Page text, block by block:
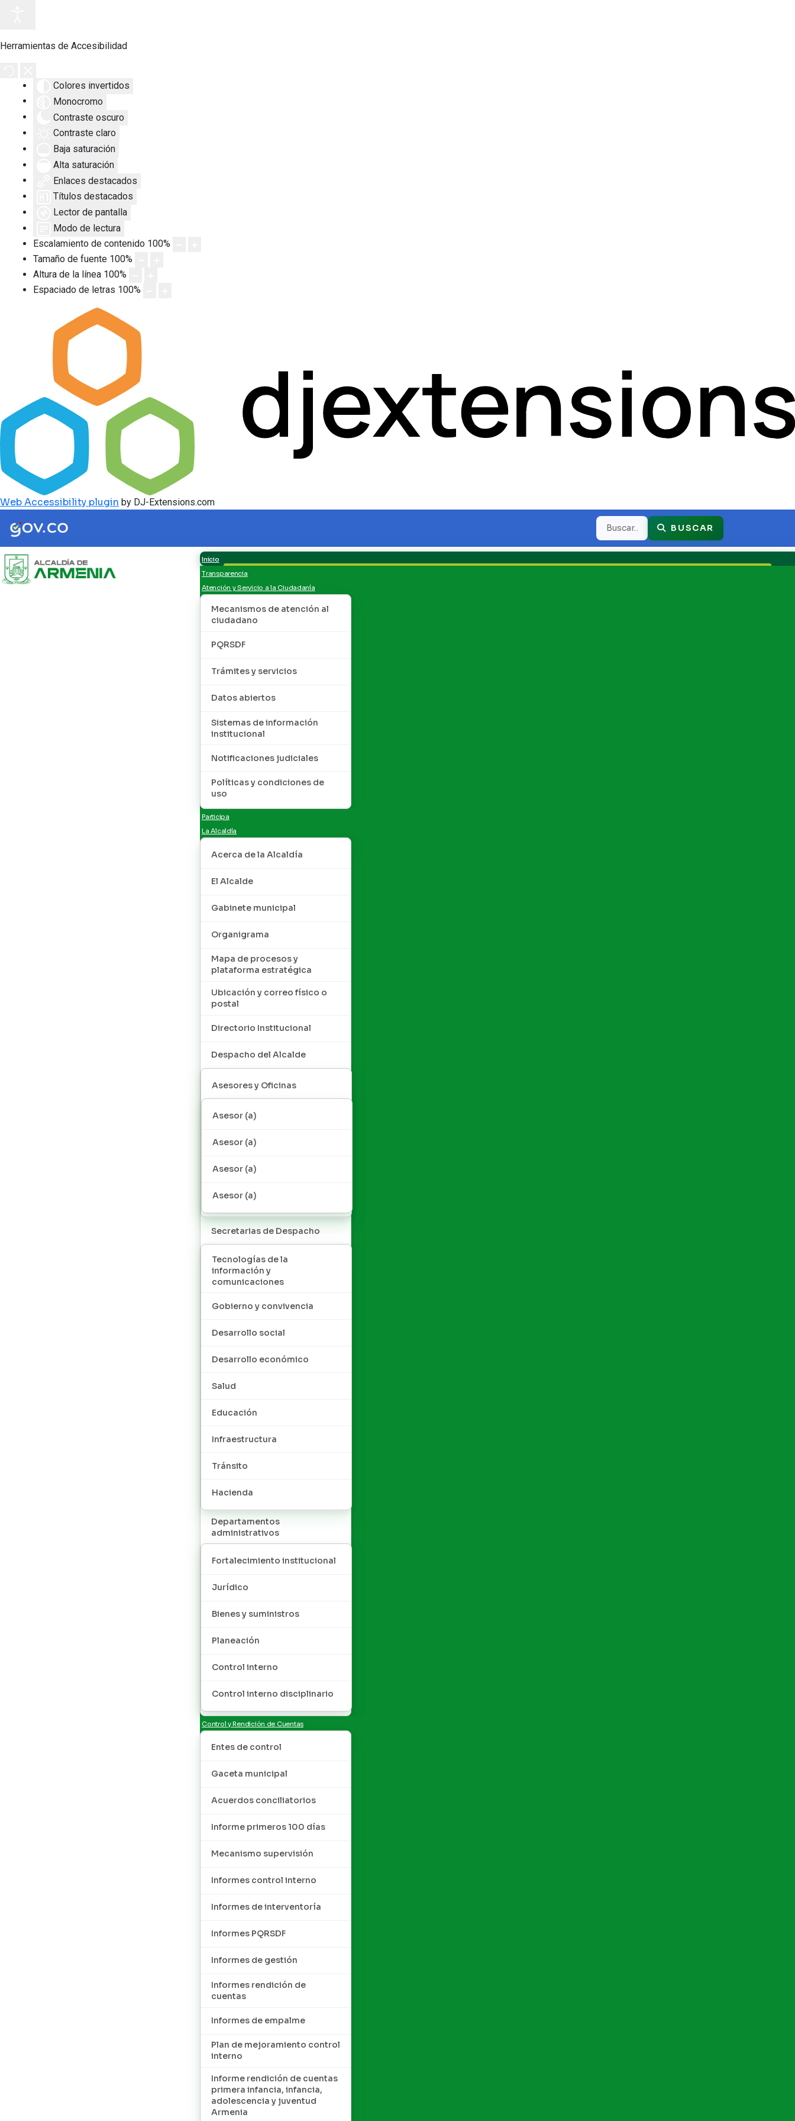
Herramientas de Accesibilidad
Colores invertidos
Monocromo
Contraste oscuro
Contraste claro
Baja saturación
Alta saturación
Enlaces destacados
Títulos destacados
Lector de pantalla
Modo de lectura
Escalamiento de contenido 100%
Tamaño de fuente 100%
Altura de la línea 100%
Espaciado de letras 100%
Web Accessibility plugin by DJ-Extensions.com
Buscar BUSCAR
Inicio
Transparencia
Atención y Servicio a la Ciudadanía
Mecanismos de atención al
ciudadano
PQRSDF
Trámites y servicios
Datos abiertos
Sistemas de información
institucional
Notificaciones judiciales
Políticas y condiciones de
uso
Participa
La Alcaldía
Acerca de la Alcaldía
El Alcalde
Gabinete municipal
Organigrama
Mapa de procesos y
plataforma estratégica
Ubicación y correo físico o
postal
Directorio Institucional
Despacho del Alcalde
Asesores y Oficinas
Asesor (a)
Asesor (a)
Asesor (a)
Asesor (a)
Secretarias de Despacho
Tecnologías de la
información y
comunicaciones
Gobierno y convivencia
Desarrollo social
Desarrollo económico
Salud
Educación
Infraestructura
Tránsito
Hacienda
Departamentos
administrativos
Fortalecimiento institucional
Jurídico
Bienes y suministros
Planeación
Control interno
Control interno disciplinario
Control y Rendición de Cuentas
Entes de control
Gaceta municipal
Acuerdos conciliatorios
Informe primeros 100 días
Mecanismo supervisión
Informes control interno
Informes de interventoría
Informes PQRSDF
Informes de gestión
Informes rendición de
cuentas
Informes de empalme
Plan de mejoramiento control
interno
Informe rendición de cuentas
primera infancia, infancia,
adolescencia y juventud
Armenia